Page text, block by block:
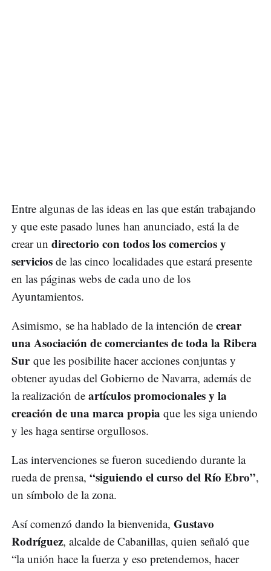
Entre algunas de las ideas en las que están trabajando
y que este pasado lunes han anunciado, está la de
crear un directorio con todos los comercios y
servicios de las cinco localidades que estará presente
en las páginas webs de cada uno de los
Ayuntamientos.
Asimismo, se ha hablado de la intención de crear
una Asociación de comerciantes de toda la Ribera
Sur que les posibilite hacer acciones conjuntas y
obtener ayudas del Gobierno de Navarra, además de
la realización de artículos promocionales y la
creación de una marca propia que les siga uniendo
y les haga sentirse orgullosos.
Las intervenciones se fueron sucediendo durante la
rueda de prensa, “siguiendo el curso del Río Ebro”,
un símbolo de la zona.
Así comenzó dando la bienvenida, Gustavo
Rodríguez, alcalde de Cabanillas, quien señaló que
“la unión hace la fuerza y eso pretendemos, hacer